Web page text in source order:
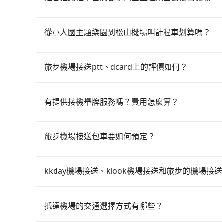
每人票價160元，再用15分鐘出站、等待車站前
至少額外負擔140元車資，而且更會額外浪費57
從小人國主題樂園到松山機場叫計程車划算嗎？
到車，也可考慮打電話至小人國主題樂園附近的
旅步機場接送ptt、dcard上的評價如何？
表示滿意。同時也有許多dcard網友推薦旅步是機
有提供接機舉牌服務嗎？費用怎麼算？
時段(22:00-06:59)，費用則為300元/人。
旅步機場接送包車要如何預定？
2.選擇乘車人數和行李數量。 3.選擇適合的車型
kkday機場接送、klook機場接送和旅步的機場接
策，相較之下，KKday和Klook僅為仲介平台，是
抵達機場的交通選擇方式有哪些？